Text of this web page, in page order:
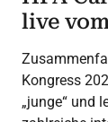
live
Kongress
„junge“ und